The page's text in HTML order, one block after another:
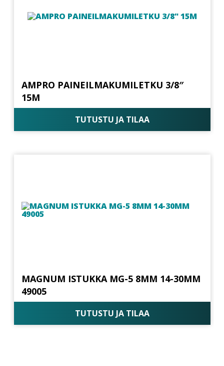
AMPRO PAINEILMAKUMILETKU 3/8″
15M
TUTUSTU JA TILAA
MAGNUM ISTUKKA MG-5 8MM 14-30MM
49005
TUTUSTU JA TILAA